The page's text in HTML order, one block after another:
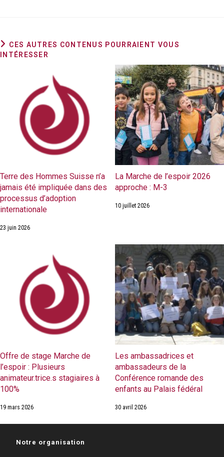
CES AUTRES CONTENUS POURRAIENT VOUS
INTÉRESSER
Terre des Hommes Suisse n’a
jamais été impliquée dans des
processus d’adoption
internationale
23 juin 2026
La Marche de l’espoir 2026
approche : M-3
10 juillet 2026
Offre de stage Marche de
l’espoir : Plusieurs
animateur.trice.s stagiaires à
100%
19 mars 2026
Les ambassadrices et
ambassadeurs de la
Conférence romande des
enfants au Palais fédéral
30 avril 2026
Notre organisation